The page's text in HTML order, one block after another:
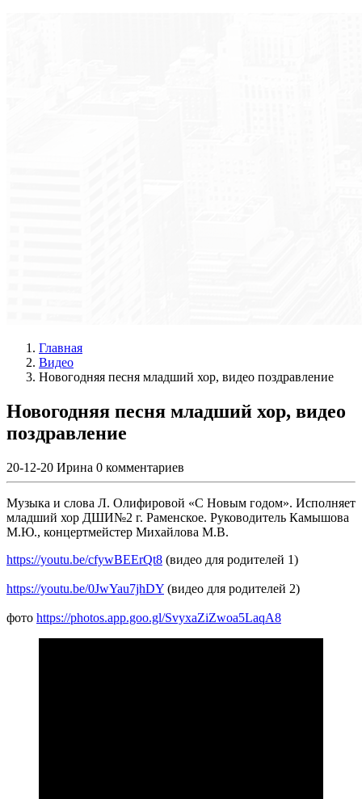
Главная
Видео
Новогодняя песня младший хор, видео поздравление
Новогодняя песня младший хор, видео
поздравление
20-12-20 Ирина 0 комментариев
Музыка и слова Л. Олифировой «С Новым годом». Исполняет
младший хор ДШИ№2 г. Раменское. Руководитель Камышова
М.Ю., концертмейстер Михайлова М.В.
https://youtu.be/cfywBEErQt8 (видео для родителей 1)
https://youtu.be/0JwYau7jhDY (видео для родителей 2)
фото https://photos.app.goo.gl/SvyxaZiZwoa5LaqA8